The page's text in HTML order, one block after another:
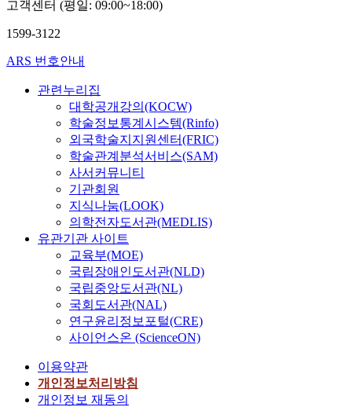
고객센터 (평일: 09:00~18:00)
1599-3122
ARS 번호안내
관련누리집
대학공개강의(KOCW)
학술정보통계시스템(Rinfo)
외국학술지지원센터(FRIC)
학술관계분석서비스(SAM)
사서커뮤니티
기관회원
지식나눔(LOOK)
의학전자도서관(MEDLIS)
유관기관 사이트
교육부(MOE)
국립장애인도서관(NLD)
국립중앙도서관(NL)
국회도서관(NAL)
연구윤리정보포털(CRE)
사이언스온 (ScienceON)
이용약관
개인정보처리방침
개인정보 재동의